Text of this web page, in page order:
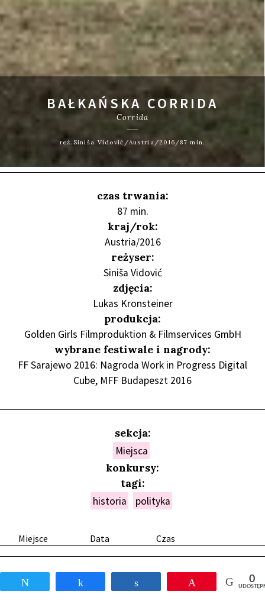
BAŁKAŃSKA CORRIDA
Corrida
reż.Siniša Vidović/Austria/2016/87 min.
Miejsce Data Czas
Przypnij 0
czas trwania:
87 min.
kraj/rok:
Austria/2016
reżyser:
Siniša Vidović
zdjęcia:
Lukas Kronsteiner
produkcja:
Golden Girls Filmproduktion & Filmservices GmbH
wybrane festiwale i nagrody:
FF Sarajewo 2016: Nagroda Work in Progress Digital
Cube, MFF Budapeszt 2016
sekcja:
Miejsca
konkursy:
tagi:
historia polityka